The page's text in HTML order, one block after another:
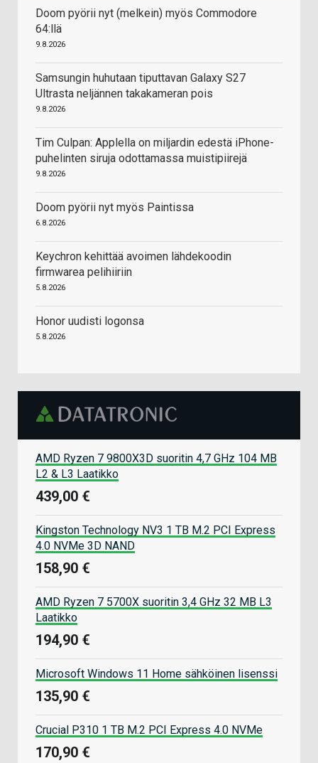
Doom pyörii nyt (melkein) myös Commodore
64:llä
9.8.2026
Samsungin huhutaan tiputtavan Galaxy S27
Ultrasta neljännen takakameran pois
9.8.2026
Tim Culpan: Applella on miljardin edestä iPhone-
puhelinten siruja odottamassa muistipiirejä
9.8.2026
Doom pyörii nyt myös Paintissa
6.8.2026
Keychron kehittää avoimen lähdekoodin
firmwarea pelihiiriin
5.8.2026
Honor uudisti logonsa
5.8.2026
AMD Ryzen 7 9800X3D suoritin 4,7 GHz 104 MB
L2 & L3 Laatikko
439,00 €
Kingston Technology NV3 1 TB M.2 PCI Express
4.0 NVMe 3D NAND
158,90 €
AMD Ryzen 7 5700X suoritin 3,4 GHz 32 MB L3
Laatikko
194,90 €
Microsoft Windows 11 Home sähköinen lisenssi
135,90 €
Crucial P310 1 TB M.2 PCI Express 4.0 NVMe
170,90 €